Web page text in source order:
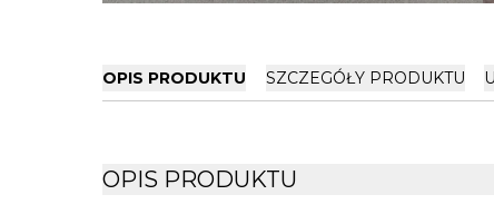
OPIS PRODUKTU SZCZEGÓŁY PRODUKTU
OPIS PRODUKTU